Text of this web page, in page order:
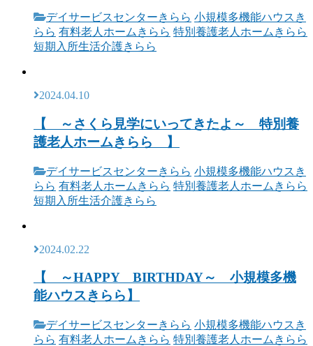
デイサービスセンターきらら 小規模多機能ハウスき
らら 有料老人ホームきらら 特別養護老人ホームきらら
短期入所生活介護きらら
2024.04.10
【 ～さくら見学にいってきたよ～ 特別養
護老人ホームきらら 】
デイサービスセンターきらら 小規模多機能ハウスき
らら 有料老人ホームきらら 特別養護老人ホームきらら
短期入所生活介護きらら
2024.02.22
【 ～HAPPY BIRTHDAY～ 小規模多機
能ハウスきらら】
デイサービスセンターきらら 小規模多機能ハウスき
らら 有料老人ホームきらら 特別養護老人ホームきらら